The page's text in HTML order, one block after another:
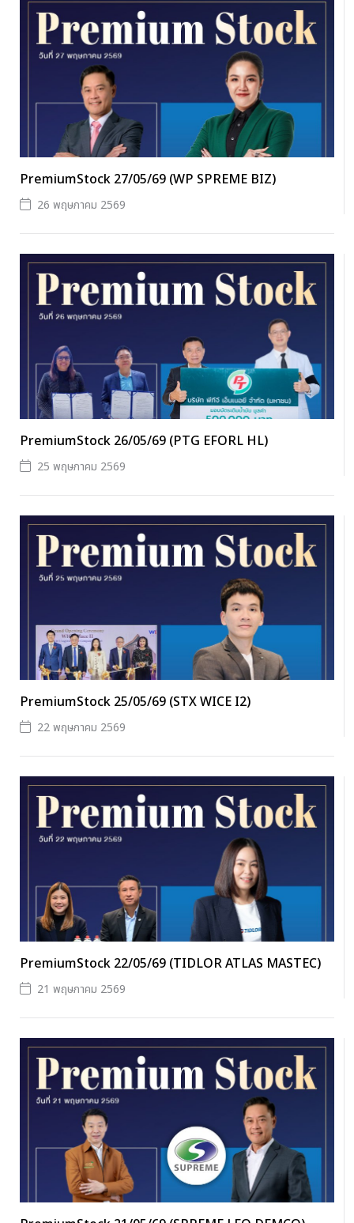
PremiumStock 27/05/69 (WP SPREME BIZ)
26 พฤษภาคม 2569
PremiumStock 26/05/69 (PTG EFORL HL)
25 พฤษภาคม 2569
PremiumStock 25/05/69 (STX WICE I2)
22 พฤษภาคม 2569
PremiumStock 22/05/69 (TIDLOR ATLAS MASTEC)
21 พฤษภาคม 2569